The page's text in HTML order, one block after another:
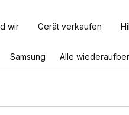
wir Gerät verkaufen
Samsung Alle